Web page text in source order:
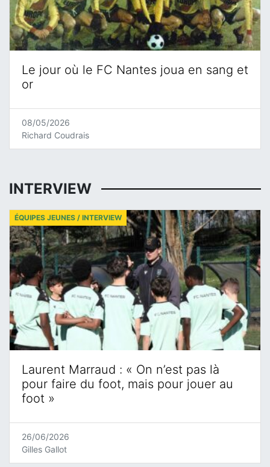
Le jour où le FC Nantes joua en sang et
or
08/05/2026
Richard Coudrais
INTERVIEW
Laurent Marraud : « On n’est pas là
pour faire du foot, mais pour jouer au
foot »
ÉQUIPES JEUNES / INTERVIEW
26/06/2026
Gilles Gallot